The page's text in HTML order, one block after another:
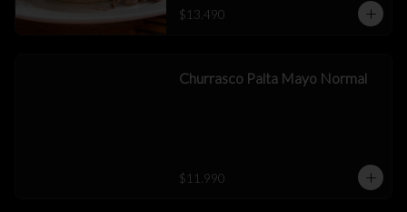
$13.490
Churrasco Palta Mayo Normal
$11.990